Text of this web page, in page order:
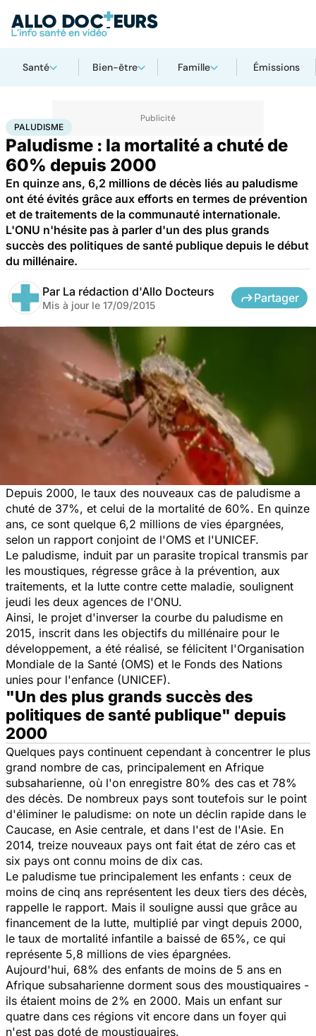
Santé Bien-être Famille Émissions
AccueilSanté Maladies Paludisme
PALUDISME
Paludisme : la mortalité a chuté de
60% depuis 2000
En quinze ans, 6,2 millions de décès liés au paludisme
ont été évités grâce aux efforts en termes de prévention
et de traitements de la communauté internationale.
L'ONU n'hésite pas à parler d'un des plus grands
succès des politiques de santé publique depuis le début
du millénaire.
Par La rédaction d'Allo Docteurs
Mis à jour le 17/09/2015
Partager
Depuis 2000, le taux des nouveaux cas de paludisme a
chuté de 37%, et celui de la mortalité de 60%. En quinze
ans, ce sont quelque 6,2 millions de vies épargnées,
selon un rapport conjoint de l'OMS et l'UNICEF.
Le paludisme, induit par un parasite tropical transmis par
les moustiques, régresse grâce à la prévention, aux
traitements, et la lutte contre cette maladie, soulignent
jeudi les deux agences de l'ONU.
Ainsi, le projet d'inverser la courbe du paludisme en
2015, inscrit dans les objectifs du millénaire pour le
développement, a été réalisé, se félicitent l'Organisation
Mondiale de la Santé (OMS) et le Fonds des Nations
unies pour l'enfance (UNICEF).
"Un des plus grands succès des
politiques de santé publique" depuis
2000
Quelques pays continuent cependant à concentrer le plus
grand nombre de cas, principalement en Afrique
subsaharienne, où l'on enregistre 80% des cas et 78%
des décès. De nombreux pays sont toutefois sur le point
d'éliminer le paludisme: on note un déclin rapide dans le
Caucase, en Asie centrale, et dans l'est de l'Asie. En
2014, treize nouveaux pays ont fait état de zéro cas et
six pays ont connu moins de dix cas.
Le paludisme tue principalement les enfants : ceux de
moins de cinq ans représentent les deux tiers des décès,
rappelle le rapport. Mais il souligne aussi que grâce au
financement de la lutte, multiplié par vingt depuis 2000,
le taux de mortalité infantile a baissé de 65%, ce qui
représente 5,8 millions de vies épargnées.
Aujourd'hui, 68% des enfants de moins de 5 ans en
Afrique subsaharienne dorment sous des moustiquaires -
ils étaient moins de 2% en 2000. Mais un enfant sur
quatre dans ces régions vit encore dans un foyer qui
n'est pas doté de moustiquaires.